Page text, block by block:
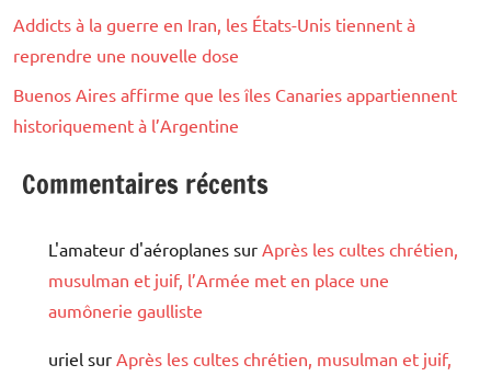
Addicts à la guerre en Iran, les États-Unis tiennent à
reprendre une nouvelle dose
Buenos Aires affirme que les îles Canaries appartiennent
historiquement à l’Argentine
Commentaires récents
L'amateur d'aéroplanes sur Après les cultes chrétien,
musulman et juif, l’Armée met en place une
aumônerie gaulliste
uriel sur Après les cultes chrétien, musulman et juif,